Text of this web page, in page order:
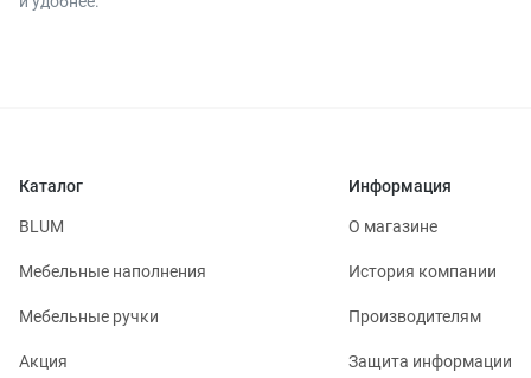
Каталог
BLUM
Мебельные наполнения
Мебельные ручки
Акция
Информация
О магазине
История компании
Производителям
Защита информации